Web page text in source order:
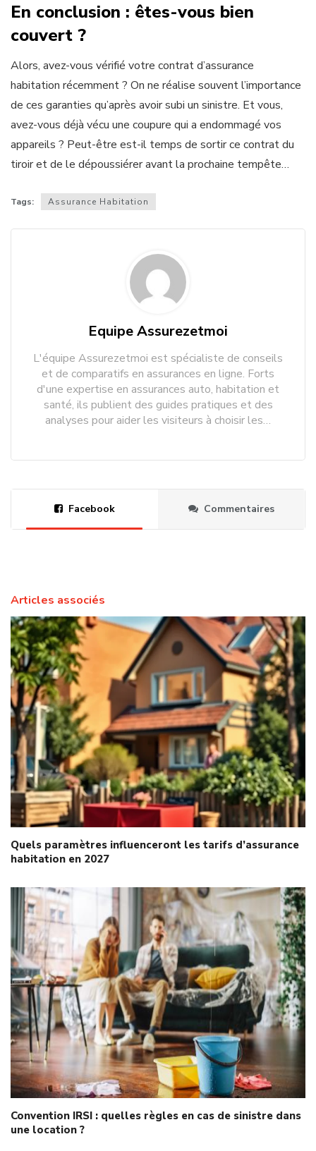
En conclusion : êtes-vous bien
couvert ?
Alors, avez-vous vérifié votre contrat d’assurance
habitation récemment ? On ne réalise souvent l’importance
de ces garanties qu’après avoir subi un sinistre. Et vous,
avez-vous déjà vécu une coupure qui a endommagé vos
appareils ? Peut-être est-il temps de sortir ce contrat du
tiroir et de le dépoussiérer avant la prochaine tempête…
Tags: Assurance Habitation
Equipe Assurezetmoi
L'équipe Assurezetmoi est spécialiste de conseils
et de comparatifs en assurances en ligne. Forts
d'une expertise en assurances auto, habitation et
santé, ils publient des guides pratiques et des
analyses pour aider les visiteurs à choisir les…
Facebook Commentaires
Articles associés
Quels paramètres influenceront les tarifs d’assurance
habitation en 2027
Convention IRSI : quelles règles en cas de sinistre dans
une location ?